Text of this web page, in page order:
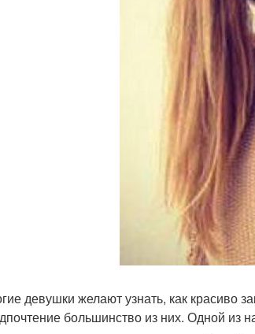
девушки желают узнать, как красиво
большинство из них. Одной из